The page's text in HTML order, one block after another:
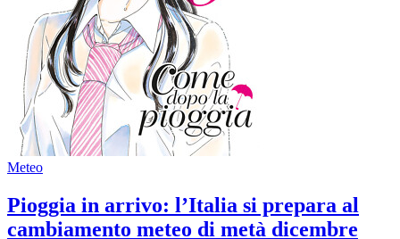
Meteo
Pioggia in arrivo: l’Italia si prepara al
cambiamento meteo di metà dicembre